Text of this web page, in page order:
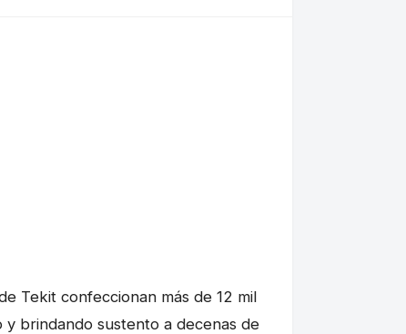
Tekit confeccionan más de 12 mil
y brindando sustento a decenas de